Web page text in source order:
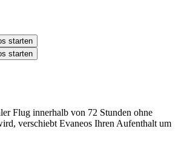
starten
starten
Flug innerhalb von 72 Stunden ohne
verschiebt Evaneos Ihren Aufenthalt um